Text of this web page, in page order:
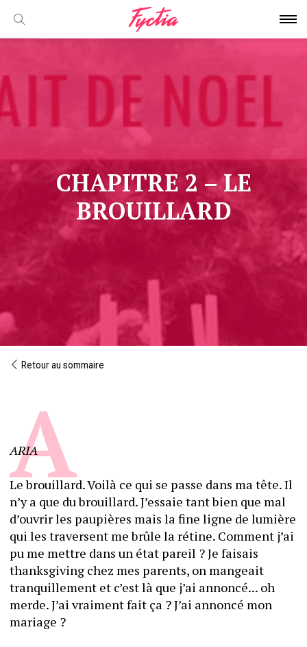
CHAPITRE 2 – LE
BROUILLARD
Retour au sommaire
ARIA
Le brouillard. Voilà ce qui se passe dans ma tête. Il
n’y a que du brouillard. J’essaie tant bien que mal
d’ouvrir les paupières mais la fine ligne de lumière
qui les traversent me brûle la rétine. Comment j’ai
pu me mettre dans un état pareil ? Je faisais
thanksgiving chez mes parents, on mangeait
tranquillement et c’est là que j’ai annoncé... oh
merde. J’ai vraiment fait ça ? J’ai annoncé mon
mariage ?